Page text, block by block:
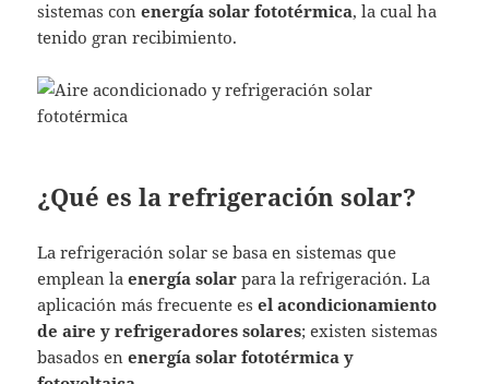
sistemas conenergía solar fototérmica, la cual ha
tenido gran recibimiento.
¿Qué es la refrigeración solar?
La refrigeración solar se basa en sistemas que
emplean laenergía solar para la refrigeración. La
aplicación más frecuente esel acondicionamiento
de aire y refrigeradores solares; existen sistemas
basados enenergía solar fototérmica y